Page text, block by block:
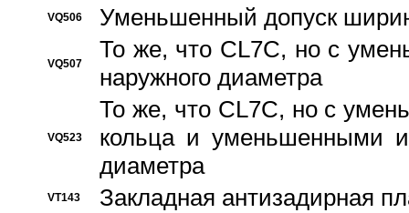
VQ506 Уменьшенный допуск
VQ507
То же, что CL7C, но с
наружного диаметра
VQ523
То же, что CL7C, но с
кольца и уменьшенными
диаметра
VT143 Закладная антизадирная